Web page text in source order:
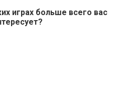
играх больше всего вас